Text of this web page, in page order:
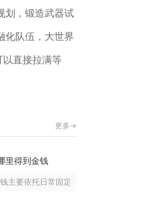
划，锻造武器试
化队伍，大世界
直接拉满等
更多->
里得到金钱
主要依托日常固定任务产出、野外副本